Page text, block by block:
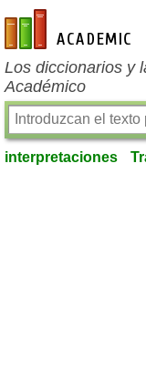
es-academic.com
Los diccionarios y
Académico
interpretaciones